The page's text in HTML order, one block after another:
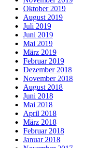
Oktober 2019
August 2019
Juli 2019
Juni 2019
Mai 2019
März 2019
Februar 2019
Dezember 2018
November 2018
August 2018
Juni 2018
Mai 2018
April 2018
März 2018
Februar 2018
Januar 2018